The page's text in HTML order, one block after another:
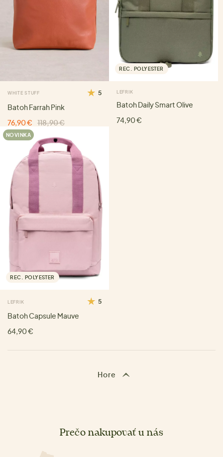
WHITE STUFF 5
Batoh Farrah Pink
76,90 €
118,90 €
REC. POLYESTER
LEFRIK
Batoh Daily Smart Olive
74,90 €
NOVINKA
REC. POLYESTER
LEFRIK 5
Batoh Capsule Mauve
64,90 €
Hore
Prečo nakupovať u nás